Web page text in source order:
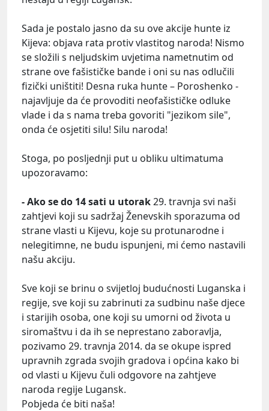
Sada je postalo jasno da su ove akcije hunte iz
Kijeva: objava rata protiv vlastitog naroda! Nismo
se složili s neljudskim uvjetima nametnutim od
strane ove fašističke bande i oni su nas odlučili
fizički uništiti! Desna ruka hunte – Poroshenko -
najavljuje da će provoditi neofašističke odluke
vlade i da s nama treba govoriti "jezikom sile",
onda će osjetiti silu! Silu naroda!
Stoga, po posljednji put u obliku ultimatuma
upozoravamo:
- Ako se do 14 sati u utorak29. travnja svi naši
zahtjevi koji su sadržaj Ženevskih sporazuma od
strane vlasti u Kijevu, koje su protunarodne i
nelegitimne, ne budu ispunjeni, mi ćemo nastavili
našu akciju.
Sve koji se brinu o svijetloj budućnosti Luganska i
regije, sve koji su zabrinuti za sudbinu naše djece
i starijih osoba, one koji su umorni od života u
siromaštvu i da ih se neprestano zaboravlja,
pozivamo 29. travnja 2014. da se okupe ispred
upravnih zgrada svojih gradova i općina kako bi
od vlasti u Kijevu čuli odgovore na zahtjeve
naroda regije Lugansk.
Pobjeda će biti naša!